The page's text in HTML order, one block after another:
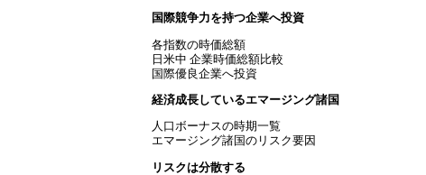
国際競争力を持つ企業へ投資
各指数の時価総額
日米中 企業時価総額比較
国際優良企業へ投資
経済成長しているエマージング諸国
人口ボーナスの時期一覧
エマージング諸国のリスク要因
リスクは分散する